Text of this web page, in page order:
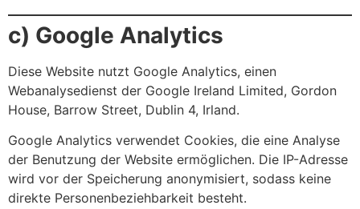
c) Google Analytics
Diese Website nutzt Google Analytics, einen
Webanalysedienst der Google Ireland Limited, Gordon
House, Barrow Street, Dublin 4, Irland.
Google Analytics verwendet Cookies, die eine Analyse
der Benutzung der Website ermöglichen. Die IP-Adresse
wird vor der Speicherung anonymisiert, sodass keine
direkte Personenbeziehbarkeit besteht.